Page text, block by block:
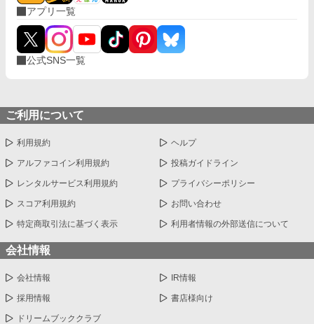
アプリ一覧
公式SNS一覧
ご利用について
利用規約 ヘルプ
アルファコイン利用規約 投稿ガイドライン
レンタルサービス利用規約 プライバシーポリシー
スコア利用規約 お問い合わせ
特定商取引法に基づく表示 利用者情報の外部送信について
会社情報
会社情報 IR情報
採用情報 書店様向け
ドリームブッククラブ